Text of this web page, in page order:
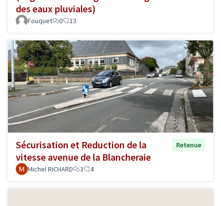
des eaux pluviales)
Fouquet 0 13
Sécurisation et Reduction de la
vitesse avenue de la Blancheraie
Retenue
Michel RICHARD 3 4